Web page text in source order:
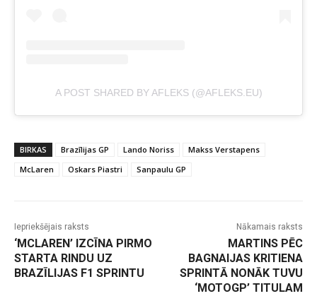
A POST SHARED BY AFLEKS (@AFLEKS.EU)
BIRKAS Brazīlijas GP Lando Noriss
Makss Verstapens
McLaren
Oskars Piastri Sanpaulu GP
Iepriekšējais raksts
‘MCLAREN’ IZCĪNA PIRMO
STARTA RINDU UZ
BRAZĪLIJAS F1 SPRINTU
Nākamais raksts
MARTINS PĒC
BAGNAIJAS KRITIENA
SPRINTĀ NONĀK TUVU
‘MOTOGP’ TITULAM